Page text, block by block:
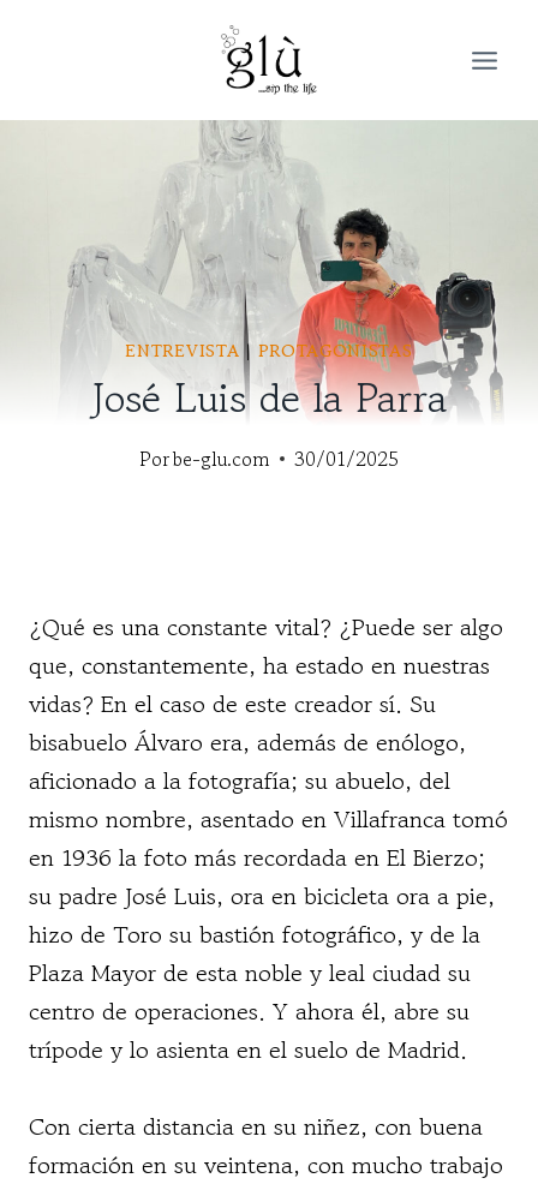
ENTREVISTA | PROTAGONISTAS
José Luis de la Parra
Porbe-glu.com 30/01/2025
¿Qué es una constante vital? ¿Puede ser algo
que, constantemente, ha estado en nuestras
vidas? En el caso de este creador sí. Su
bisabuelo Álvaro era, además de enólogo,
aficionado a la fotografía; su abuelo, del
mismo nombre, asentado en Villafranca tomó
en 1936 la foto más recordada en El Bierzo;
su padre José Luis, ora en bicicleta ora a pie,
hizo de Toro su bastión fotográfico, y de la
Plaza Mayor de esta noble y leal ciudad su
centro de operaciones. Y ahora él, abre su
trípode y lo asienta en el suelo de Madrid.
Con cierta distancia en su niñez, con buena
formación en su veintena, con mucho trabajo